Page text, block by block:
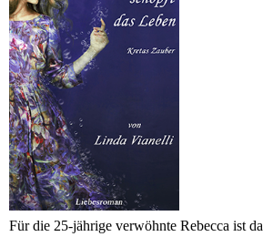
Für die 25-jährige verwöhnte Rebecca ist